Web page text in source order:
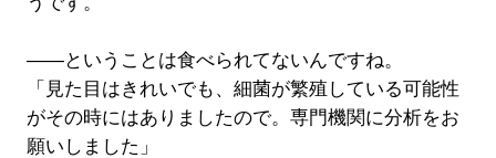
――ということは食べられてないんですね。
「見た目はきれいでも、細菌が繁殖している可能性
がその時にはありましたので。専門機関に分析をお
願いしました」